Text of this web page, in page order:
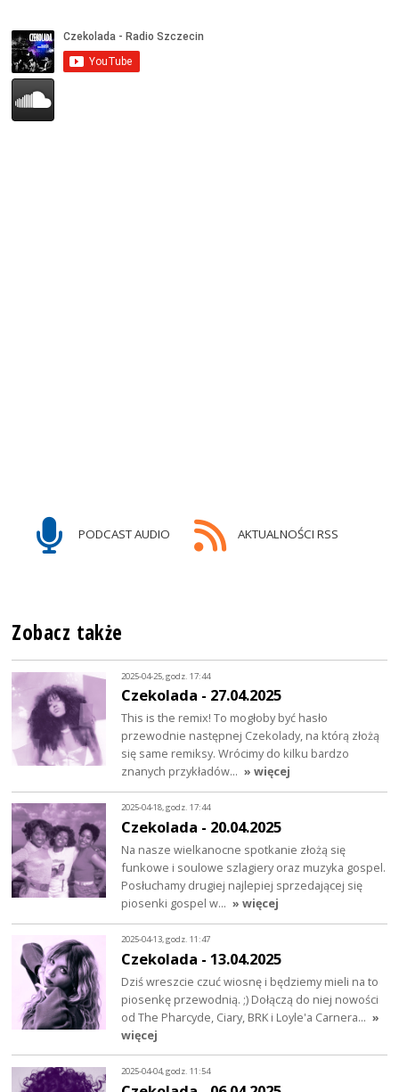
PODCAST AUDIO AKTUALNOŚCI RSS
Zobacz także
2025-04-25, godz. 17:44
Czekolada - 27.04.2025
This is the remix! To mogłoby być hasło
przewodnie następnej Czekolady, na którą złożą
się same remiksy. Wrócimy do kilku bardzo
znanych przykładów… » więcej
2025-04-18, godz. 17:44
Czekolada - 20.04.2025
Na nasze wielkanocne spotkanie złożą się
funkowe i soulowe szlagiery oraz muzyka gospel.
Posłuchamy drugiej najlepiej sprzedającej się
piosenki gospel w… » więcej
2025-04-13, godz. 11:47
Czekolada - 13.04.2025
Dziś wreszcie czuć wiosnę i będziemy mieli na to
piosenkę przewodnią. ;) Dołączą do niej nowości
od The Pharcyde, Ciary, BRK i Loyle'a Carnera… »
więcej
2025-04-04, godz. 11:54